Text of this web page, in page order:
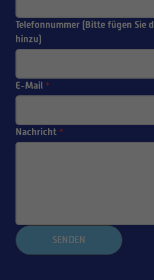
Telefonnummer (Bitte fügen Sie
hinzu)
E-Mail *
Nachricht *
SENDEN